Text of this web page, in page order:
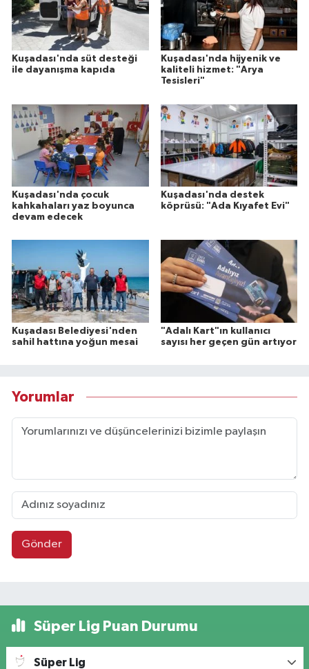
Kuşadası'nda süt desteği
ile dayanışma kapıda
Kuşadası'nda hijyenik ve
kaliteli hizmet: "Arya
Tesisleri"
Kuşadası'nda çocuk
kahkahaları yaz boyunca
devam edecek
Kuşadası'nda destek
köprüsü: "Ada Kıyafet Evi"
Kuşadası Belediyesi'nden
sahil hattına yoğun mesai
"Adalı Kart"ın kullanıcı
sayısı her geçen gün artıyor
Yorumlar
Gönder
Süper Lig Puan Durumu
Süper Lig